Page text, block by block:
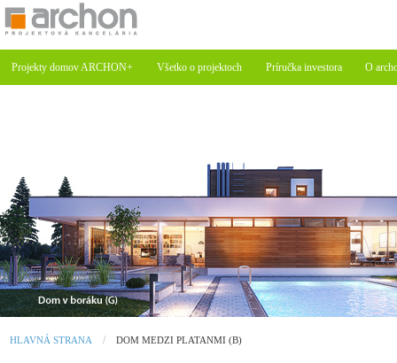
Projekty domov ARCHON+ Všetko o projektoch Príručka investora O
HLAVNÁ STRANA DOM MEDZI PLATANMI (B)